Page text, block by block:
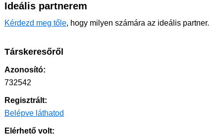
Ideális partnerem
Kérdezd meg tőle, hogy milyen számára az ideális partner.
Társkeresőről
Azonosító:
732542
Regisztrált:
Belépve láthatod
Elérhető volt: